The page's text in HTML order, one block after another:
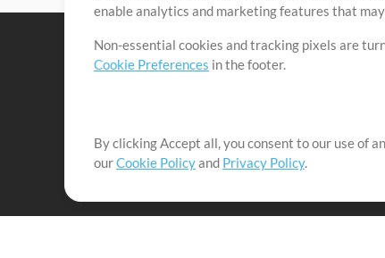
It's our mission to serve worship leaders globally
them to maximize their time toward what really
enable analytics and marketing features that
Non-essential cookies and tracking pixels are
Cookie Preferences in the footer.
By clicking Accept all, you consent to our use of
ourCookie Policyand Privacy Policy.